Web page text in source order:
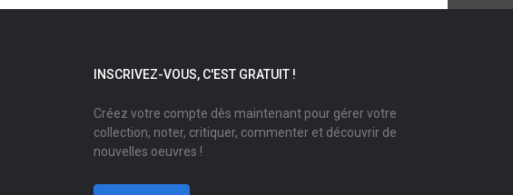
INSCRIVEZ-VOUS, C'EST GRATUIT !
Créez votre compte dès maintenant pour gérer votre
collection, noter, critiquer, commenter et découvrir de
nouvelles oeuvres !